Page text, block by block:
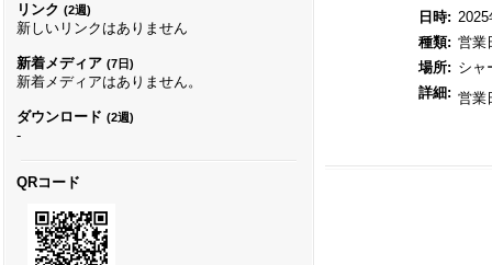
リンク (2週)
新しいリンクはありません
新着メディア (7日)
新着メディアはありません。
ダウンロード (2週)
-
QRコード
日時:
種類: 営業
場所: シャ
詳細: 営業